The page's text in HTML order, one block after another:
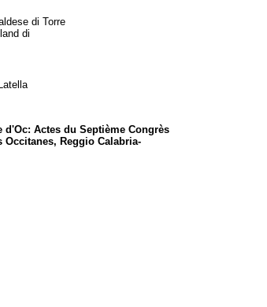
di Torre
di
Actes du Septième Congrès
Reggio Calabria-